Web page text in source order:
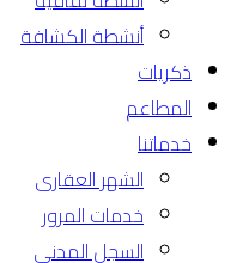
أنشطة الكشافة
ذكريات
المطاعم
خدماتنا
الشهر العقارى
خدمات المرور
السجل المدنى